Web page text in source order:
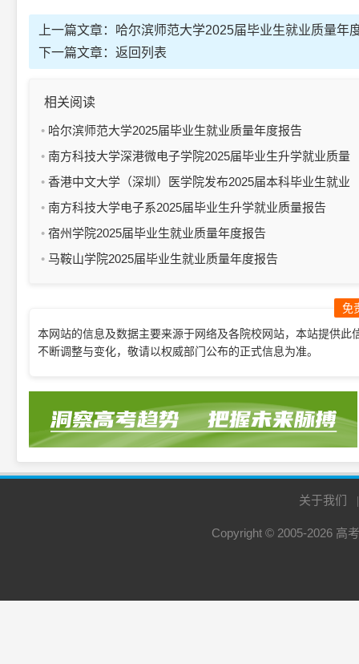
上一篇文章： 哈尔滨师范大学2025届毕业生就业质量年
下一篇文章： 返回列表
相关阅读
哈尔滨师范大学2025届毕业生就业质量年度报告
南方科技大学深港微电子学院2025届毕业生升学就业质量
报告
香港中文大学（深圳）医学院发布2025届本科毕业生就业
质量报告
南方科技大学电子系2025届毕业生升学就业质量报告
宿州学院2025届毕业生就业质量年度报告
马鞍山学院2025届毕业生就业质量年度报告
免
本网站的信息及数据主要来源于网络及各院校网站，本站提供
不断调整与变化，敬请以权威部门公布的正式信息为准。
关于我们
Copyright © 2005-2026 高